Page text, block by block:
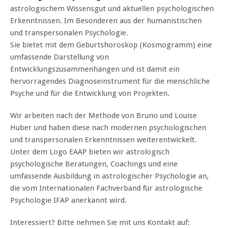
astrologischem Wissensgut und aktuellen psychologischen
Erkenntnissen. Im Besonderen aus der humanistischen
und transpersonalen Psychologie.
Sie bietet mit dem Geburtshoroskop (Kosmogramm) eine
umfassende Darstellung von
Entwicklungszusammenhängen und ist damit ein
hervorragendes Diagnoseinstrument für die menschliche
Psyche und für die Entwicklung von Projekten.
Wir arbeiten nach der Methode von Bruno und Louise
Huber und haben diese nach modernen psychologischen
und transpersonalen Erkenntnissen weiterentwickelt.
Unter dem Logo EAAP bieten wir astrologisch
psychologische Beratungen, Coachings und eine
umfassende Ausbildung in astrologischer Psychologie an,
die vom Internationalen Fachverband für astrologische
Psychologie IFAP anerkannt wird.
Interessiert? Bitte nehmen Sie mit uns Kontakt auf: